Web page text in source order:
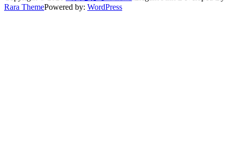
Rara ThemePowered by: WordPress